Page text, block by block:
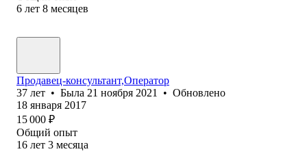
6 лет 8 месяцев
Продавец-консультант,Оператор
37 лет • Была 21 ноября 2021 • Обновлено
18 января 2017
15 000 ₽
Общий опыт
16 лет 3 месяца